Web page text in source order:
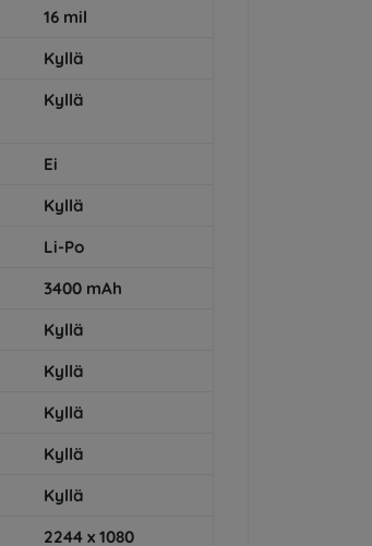
16 mil
Kyllä
Kyllä
Ei
Kyllä
Li-Po
3400 mAh
Kyllä
Kyllä
Kyllä
Kyllä
Kyllä
2244 x 1080